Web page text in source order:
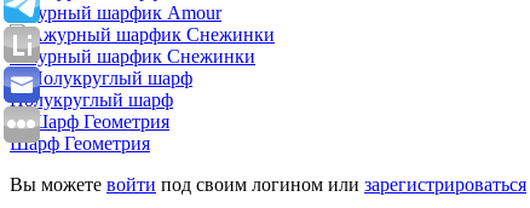
Ажурный шарфик Amour
Ажурный шарфик Снежинки
Полукруглый шарф
Шарф Геометрия
Вы можете войти под своим логином или зарегистрироваться